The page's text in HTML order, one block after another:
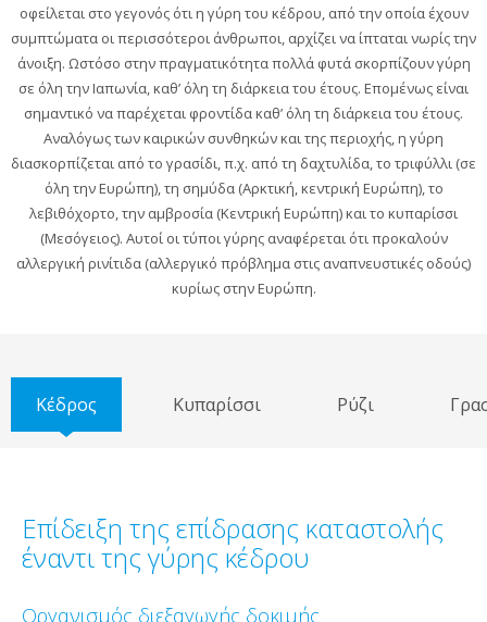
οφείλεται στο γεγονός ότι η γύρη του κέδρου, από την οποία έχουν
συμπτώματα οι περισσότεροι άνθρωποι, αρχίζει να ίπταται νωρίς την
άνοιξη. Ωστόσο στην πραγματικότητα πολλά φυτά σκορπίζουν γύρη
σε όλη την Ιαπωνία, καθ’ όλη τη διάρκεια του έτους. Επομένως είναι
σημαντικό να παρέχεται φροντίδα καθ’ όλη τη διάρκεια του έτους.
Αναλόγως των καιρικών συνθηκών και της περιοχής, η γύρη
διασκορπίζεται από το γρασίδι, π.χ. από τη δαχτυλίδα, το τριφύλλι (σε
όλη την Ευρώπη), τη σημύδα (Αρκτική, κεντρική Ευρώπη), το
λεβιθόχορτο, την αμβροσία (Κεντρική Ευρώπη) και το κυπαρίσσι
(Μεσόγειος). Αυτοί οι τύποι γύρης αναφέρεται ότι προκαλούν
αλλεργική ρινίτιδα (αλλεργικό πρόβλημα στις αναπνευστικές οδούς)
κυρίως στην Ευρώπη.
Κέδρος Κυπαρίσσι Ρύζι
Επίδειξη της επίδρασης καταστολής
έναντι της γύρης κέδρου
Οργανισμός διεξαγωγής δοκιμής